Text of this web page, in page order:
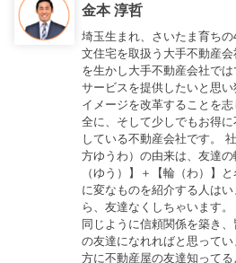
金本 淳哲
埼玉生まれ、さいたま育ち
文住宅を取扱う大手不動産
を生かし大手不動産会社で
サービスを提供したいと思
イメージを改革することを
全に、そして少しでもお得
している不動産会社です。
方ゆうわ）の由来は、友達
（ゆう）】＋【輪（わ）】
に変なものを紹介する人は
ら、友達なくしちゃいます
同じように信頼関係を築き
の友達になれればと思って
方に不動産屋の友達知って